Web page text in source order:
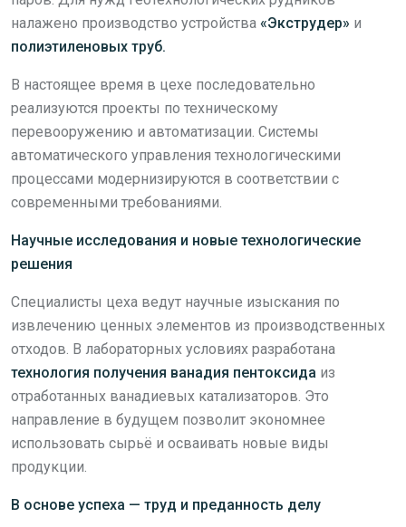
налажено производство устройства «Экструдер» и
полиэтиленовых труб.
В настоящее время в цехе последовательно
реализуются проекты по техническому
перевооружению и автоматизации. Системы
автоматического управления технологическими
процессами модернизируются в соответствии с
современными требованиями.
Научные исследования и новые технологические
решения
Специалисты цеха ведут научные изыскания по
извлечению ценных элементов из производственных
отходов. В лабораторных условиях разработана
технология получения ванадия пентоксида из
отработанных ванадиевых катализаторов. Это
направление в будущем позволит экономнее
использовать сырьё и осваивать новые виды
продукции.
В основе успеха — труд и преданность делу